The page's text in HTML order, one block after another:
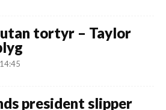
utan tortyr – Taylor
president slipper